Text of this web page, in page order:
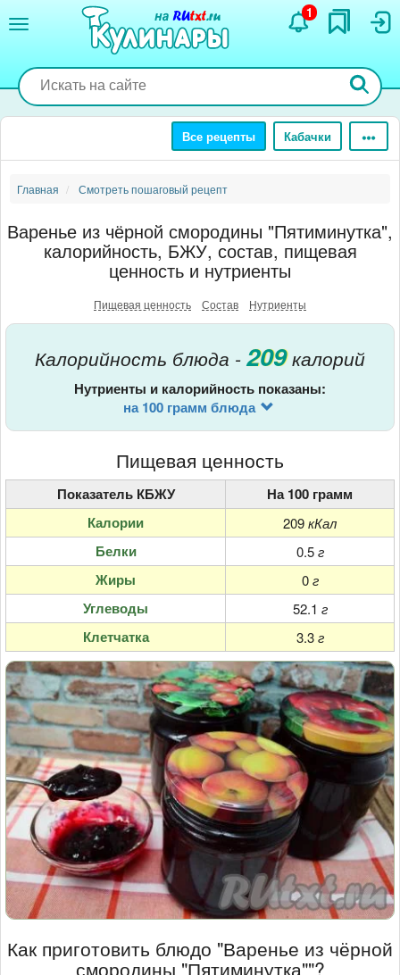
содержанию
1
Все рецепты Кабачки
Главная Смотреть пошаговый рецепт
Варенье из чёрной смородины "Пятиминутка",
калорийность, БЖУ, состав, пищевая
ценность и нутриенты
Пищевая ценность Состав Нутриенты
Калорийность блюда -209 калорий
Нутриенты и калорийность показаны:
на 100 грамм блюда
Пищевая ценность
Показатель КБЖУ
На 100 грамм
Калории
209кКал
Белки 0.5 г
Жиры 0 г
Углеводы 52.1 г
Клетчатка 3.3 г
Как приготовить блюдо "Варенье из чёрной
смородины "Пятиминутка""?